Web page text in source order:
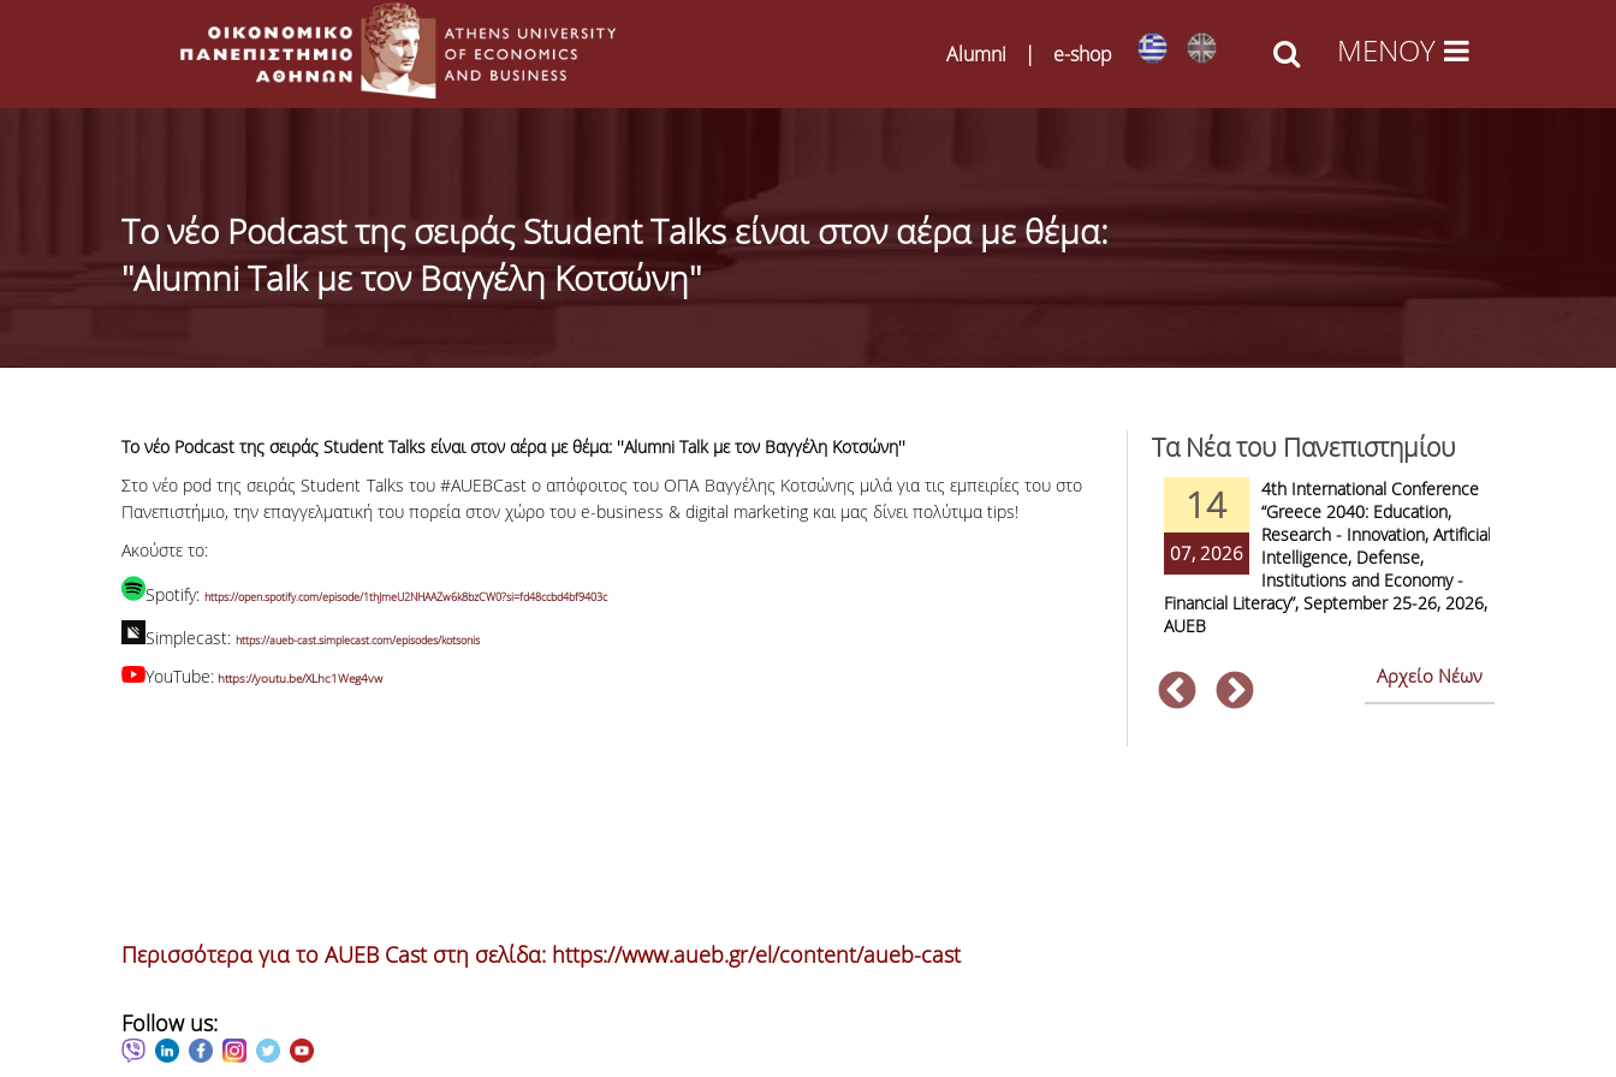
Alumni | e-shop
To νέο Podcast της σειράς Student Talks είναι στον αέρα με θέμα:
''Alumni Talk με τον Βαγγέλη Κοτσώνη''
To νέο Podcast της σειράς Student Talks είναι στον αέρα με θέμα: ''Alumni Talk με τον Βαγγέλη Κοτσώνη''
Στο νέο pod της σειράς Student Talks του #AUEBCast ο απόφοιτος του ΟΠΑ Βαγγέλης Κοτσώνης μιλά για τις εμπειρίες του στο
Πανεπιστήμιο, την επαγγελματική του πορεία στον χώρο του e-business & digital marketing και μας δίνει πολύτιμα tips!
Ακούστε το:
Spotify: https://open.spotify.com/episode/1thJmeU2NHAAZw6k8bzCW0?si=fd48ccbd4bf9403c
Simplecast: https://aueb-cast.simplecast.com/episodes/kotsonis
YouTube:https://youtu.be/XLhc1Weg4vw
Περισσότερα για το AUEB Cast στη σελίδα: https://www.aueb.gr/el/content/aueb-cast
Follow us:
Τα Νέα του Πανεπιστημίου
02
Digital Humanities and Arts -
ATRIUM Transnational Access
14
07, 2026
4th International Conference
“Greece 2040: Education,
Research - Innovation, Artificial
Intelligence, Defense,
Institutions and Economy -
Financial Literacy”, September 25-26, 2026,
AUEB
Αρχείο Νέων